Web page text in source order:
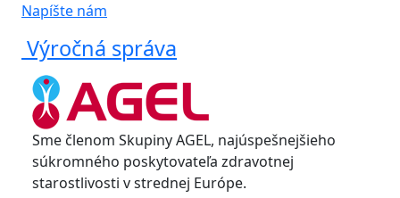
Napíšte nám
Výročná správa
Sme členom Skupiny AGEL, najúspešnejšieho
súkromného poskytovateľa zdravotnej
starostlivosti v strednej Európe.